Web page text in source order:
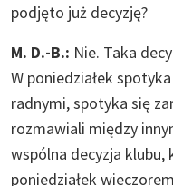
podjęto już decyzję?
M. D.-B.: Nie. Taka
W poniedziałek
radnymi, spotyka się
rozmawiali między
wspólna decyzja
poniedziałek